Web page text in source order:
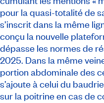
pour la quasi-totalité de
s’inscrit dans la même
conçu la nouvelle
dépasse les normes de
2025. Dans la même
portion abdominale des
s’ajoute à celui du
sur la poitrine en cas de